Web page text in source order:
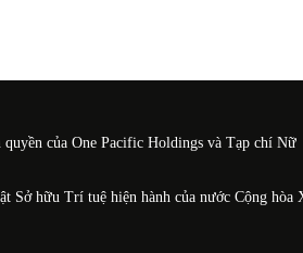
của One Pacific Holdings và Tạp chí Nữ
Sở hữu Trí tuệ hiện hành của nước Cộng hòa